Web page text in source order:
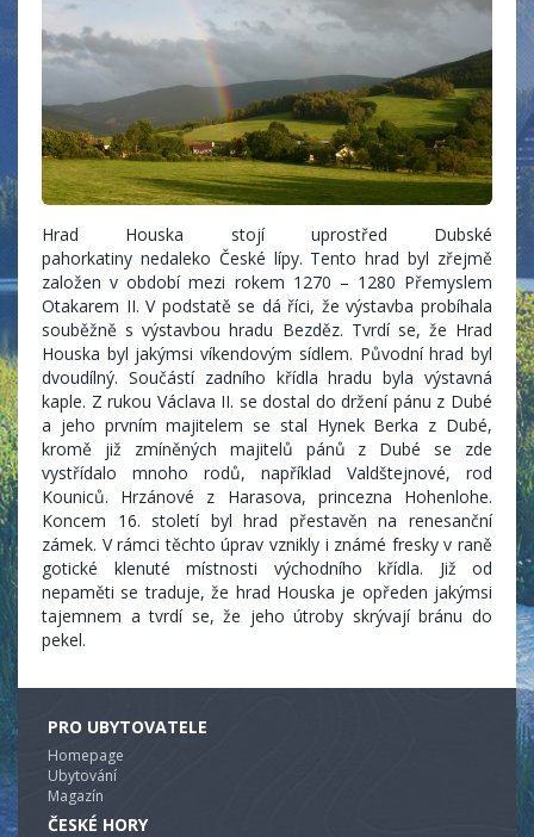
Hrad Houska stojí uprostřed Dubské
pahorkatiny nedaleko České lípy. Tento hrad byl zřejmě
založen v období mezi rokem 1270 – 1280 Přemyslem
Otakarem II. V podstatě se dá říci, že výstavba probíhala
souběžně s výstavbou hradu Bezděz. Tvrdí se, že Hrad
Houska byl jakýmsi víkendovým sídlem. Původní hrad byl
dvoudílný. Součástí zadního křídla hradu byla výstavná
kaple. Z rukou Václava II. se dostal do držení pánu z Dubé
a jeho prvním majitelem se stal Hynek Berka z Dubé,
kromě již zmíněných majitelů pánů z Dubé se zde
vystřídalo mnoho rodů, například Valdštejnové, rod
Kouniců. Hrzánové z Harasova, princezna Hohenlohe.
Koncem 16. století byl hrad přestavěn na renesanční
zámek. V rámci těchto úprav vznikly i známé fresky v raně
gotické klenuté místnosti východního křídla. Již od
nepaměti se traduje, že hrad Houska je opředen jakýmsi
tajemnem a tvrdí se, že jeho útroby skrývají bránu do
pekel.
PRO UBYTOVATELE
Homepage
Ubytování
Magazín
ČESKÉ HORY